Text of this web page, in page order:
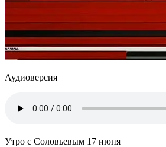
Аудиоверсия
Утро с Соловьевым 17 июня